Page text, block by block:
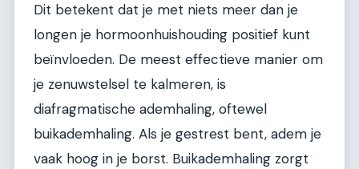
Dit betekent dat je met niets meer dan je
longen je hormoonhuishouding positief kunt
beïnvloeden. De meest effectieve manier om
je zenuwstelsel te kalmeren, is
diafragmatische ademhaling, oftewel
buikademhaling. Als je gestrest bent, adem je
vaak hoog in je borst. Buikademhaling zorgt